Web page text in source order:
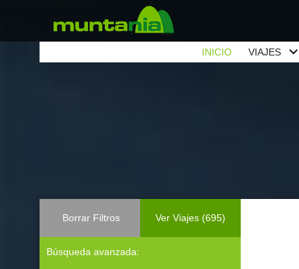
INICIO VIAJES
Borrar Filtros Ver Viajes (695)
Búsqueda avanzada: